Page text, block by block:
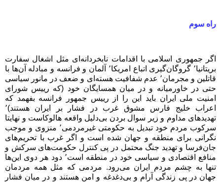
راه سوم
اگر جمهوری اسلامی با اقدامات نابخردانه‌ای مثل اشغال سفارت
بریتانیا٬ گروگان‌گیری اتباع امریکا٬ آلمان و فرانسه و مبادله آن‌ها با
قاتلین و مجرمان٬ عدم شفافیت هسته‌ای و ضعف در مانور سیاسی
حتی در خاورمیانه و در میان همسایگان خود (که رییس شورای
امنیت ملی ایران باید این را از رییس جمهور فرانسه بفهمد که
اعراب خلیج فارس مشوق غرب در فشار بر ایران هستند)٬
تهدیدهای مداوم و زیر سوال بردن بی‌دلیل واقعه هالوکاست و نهایتا
سرکوب مردم خود تبدیل به حکومتی غیرمردمی٬ منزوی و موجب
نگرانی برای منطقه و جهان شده است و اگر غرب با تحریم‌های
جان‌فرسا و تهدید جنگ محتمل در پی کنترل حکومت‌های سرکش و
منافع اقتصادی و سیاسی خود در منطقه است٬ دود هر دوی این‌ها
تنها به چشم مردم ایران می‌رود. مردمی که مثل همه مردمان
جهان در پی زندگی آرام و بی‌دغدغه و امن هستند و در میان فشار